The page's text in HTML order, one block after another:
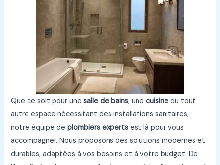
Que ce soit pour unesalle de bains, unecuisine ou tout
autre espace nécessitant des installations sanitaires,
notre équipe deplombiers experts est là pour vous
accompagner. Nous proposons des solutions modernes et
durables, adaptées à vos besoins et à votre budget. De